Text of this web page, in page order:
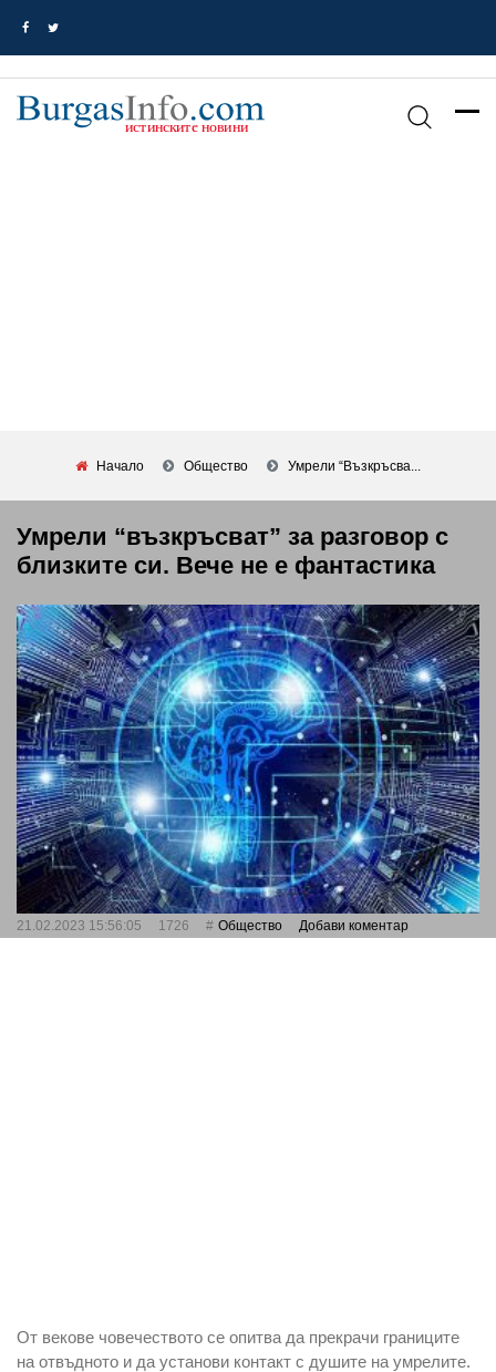
Начало Общество Умрели “възкръсва...
Умрели “възкръсват” за разговор с
близките си. Вече не е фантастика
21.02.2023 15:56:05 1726 Общество Добави коментар
От векове човечеството се опитва да прекрачи границите
на отвъдното и да установи контакт с душите на умрелите.